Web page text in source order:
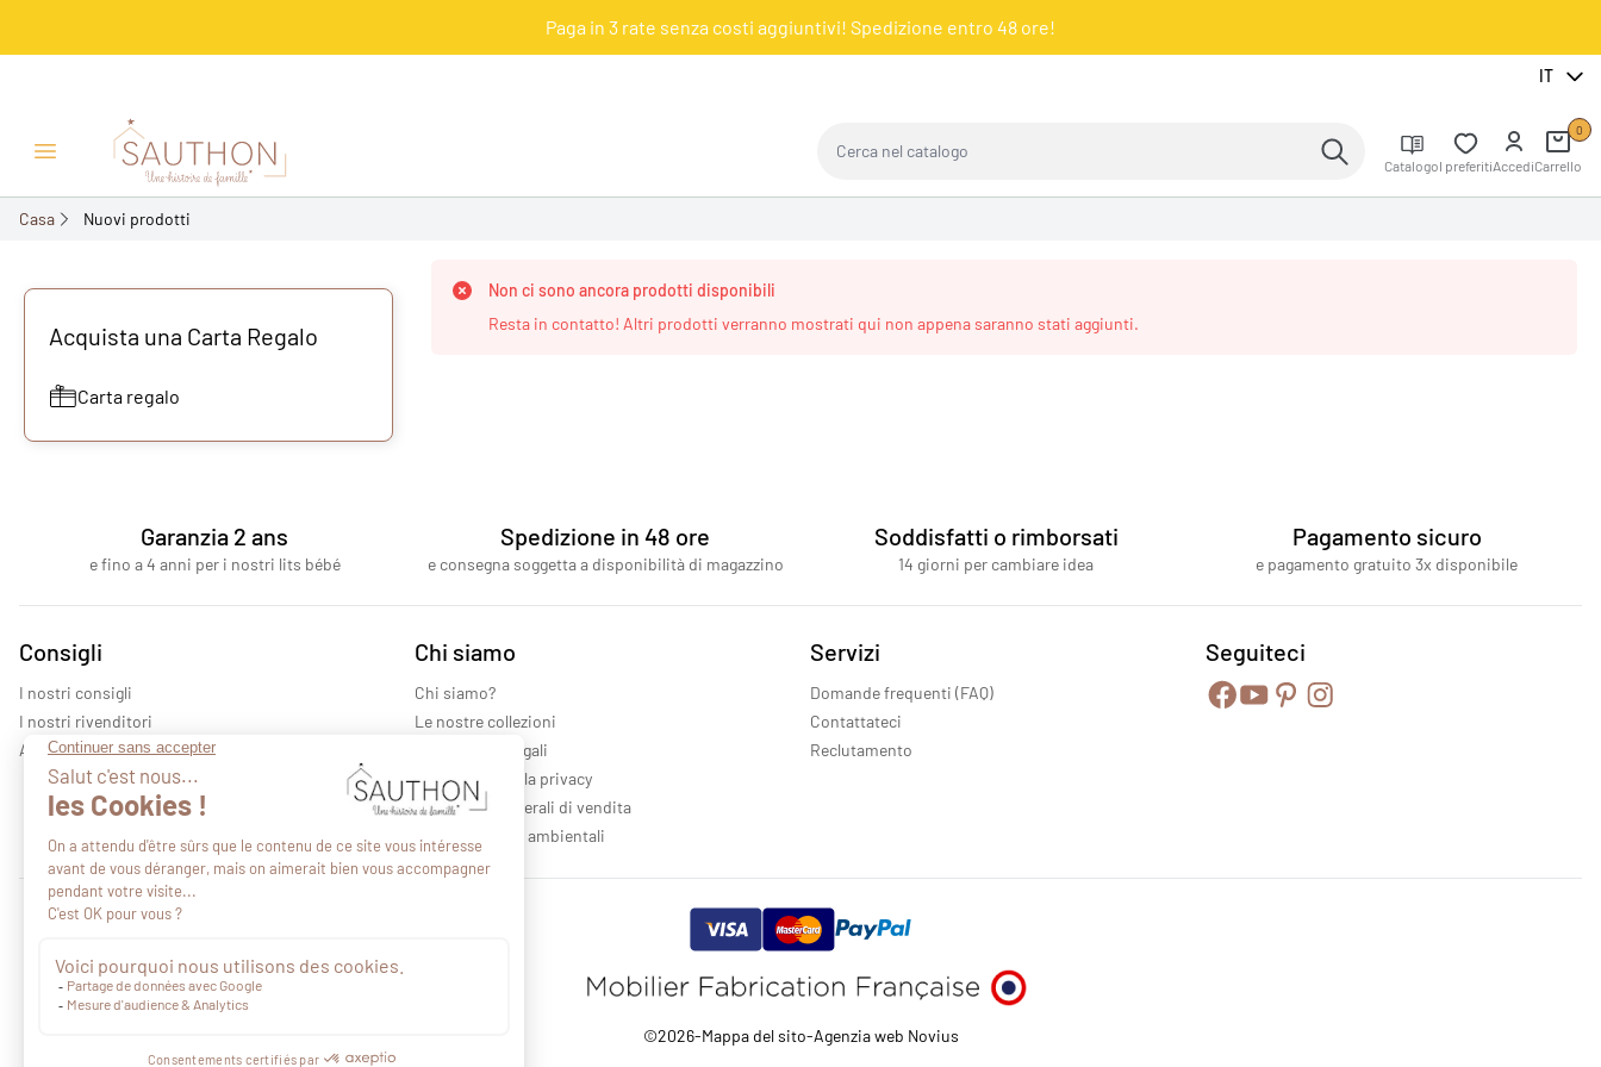
Paga in 3 rate senza costi aggiuntivi! Spedizione entro 48 ore!
IT
Menu Apri/Chiudi CatalogoI preferitiAccediCarrello
0
Casa Nuovi prodotti
Acquista una Carta Regalo
Carta regalo
Non ci sono ancora prodotti disponibili
Resta in contatto! Altri prodotti verranno mostrati qui non appena saranno stati aggiunti.
Garanzia 2 ans
e fino a 4 anni per i nostri lits bébé
Spedizione in 48 ore
e consegna soggetta a disponibilità di magazzino
Soddisfatti o rimborsati
14 giorni per cambiare idea
Pagamento sicuro
e pagamento gratuito 3x disponibile
Consigli
I nostri consigli
I nostri rivenditori
Area professionale
Chi siamo
Chi siamo?
Le nostre collezioni
Informazioni legali
Informativa sulla privacy
Condizioni generali di vendita
Caratteristiche ambientali
Servizi
Domande frequenti (FAQ)
Contattateci
Reclutamento
Seguiteci
©2026-Mappa del sito-Agenzia web Novius